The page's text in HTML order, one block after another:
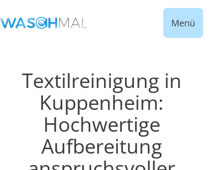
Menü
Textilreinigung in
Kuppenheim:
Hochwertige
Aufbereitung